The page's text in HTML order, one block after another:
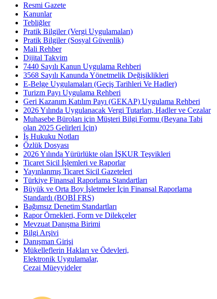
Resmi Gazete
Kanunlar
Tebliğler
Pratik Bilgiler (Vergi Uygulamaları)
Pratik Bilgiler (Sosyal Güvenlik)
Mali Rehber
Dijital Takvim
7440 Sayılı Kanun Uygulama Rehberi
3568 Sayılı Kanunda Yönetmelik Değişiklikleri
E-Belge Uygulamaları (Geçiş Tarihleri Ve Hadler)
Turizm Payı Uygulama Rehberi
Geri Kazanım Katılım Payı (GEKAP) Uygulama Rehberi
2026 Yılında Uygulanacak Vergi Tutarları, Hadler ve Cezalar
Muhasebe Büroları için Müşteri Bilgi Formu (Beyana Tabi
olan 2025 Gelirleri İçin)
İş Hukuku Notları
Özlük Dosyası
2026 Yılında Yürürlükte olan İŞKUR Teşvikleri
Ticaret Sicil İşlemleri ve Raporlar
Yayınlanmış Ticaret Sicil Gazeteleri
Türkiye Finansal Raporlama Standartları
Büyük ve Orta Boy İşletmeler İçin Finansal Raporlama
Standardı (BOBİ FRS)
Bağımsız Denetim Standartları
Rapor Örnekleri, Form ve Dilekçeler
Mevzuat Danışma Birimi
Bilgi Arşivi
Danışman Girişi
Mükelleflerin Hakları ve Ödevleri,
Elektronik Uygulamalar,
Cezai Müeyyideler